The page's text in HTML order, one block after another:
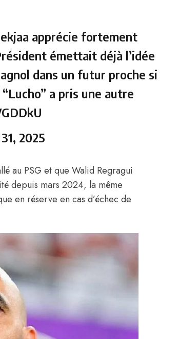
apprécie fortement
émettait déjà l’idée
dans un futur proche si
a pris une autre
2025
au PSG et que Walid Regragui
depuis mars 2024, la même
en réserve en cas d’échec de